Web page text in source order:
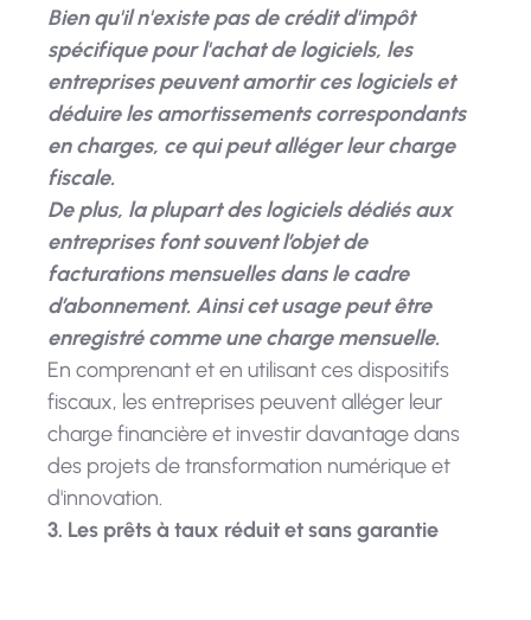
Bien qu'il n'existe pas de crédit d'impôt
spécifique pour l'achat de logiciels, les
entreprises peuvent amortir ces logiciels et
déduire les amortissements correspondants
en charges, ce qui peut alléger leur charge
fiscale.
De plus, la plupart des logiciels dédiés aux
entreprises font souvent l’objet de
facturations mensuelles dans le cadre
d’abonnement. Ainsi cet usage peut être
enregistré comme une charge mensuelle.
En comprenant et en utilisant ces dispositifs
fiscaux, les entreprises peuvent alléger leur
charge financière et investir davantage dans
des projets de transformation numérique et
d'innovation.
3. Les prêts à taux réduit et sans garantie